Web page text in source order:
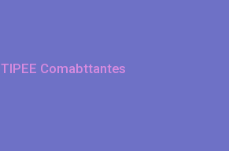
TIPEE Comabttantes